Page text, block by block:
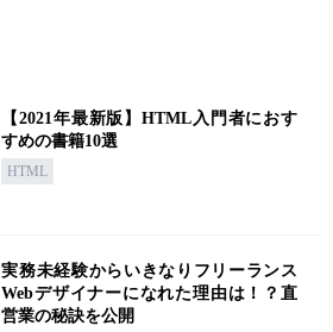
【2021年最新版】HTML入門者におす
すめの書籍10選
HTML
実務未経験からいきなりフリーランス
Webデザイナーになれた理由は！？直
営業の秘訣を公開